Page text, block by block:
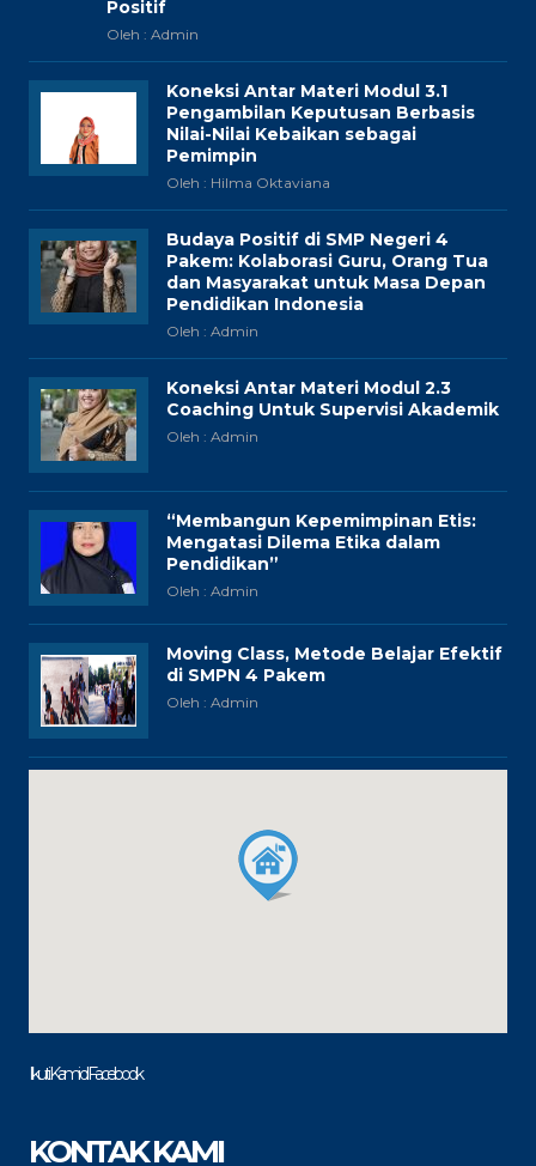
Positif
Oleh : Admin
Koneksi Antar Materi Modul 3.1
Pengambilan Keputusan Berbasis
Nilai-Nilai Kebaikan sebagai
Pemimpin
Oleh : Hilma Oktaviana
Budaya Positif di SMP Negeri 4
Pakem: Kolaborasi Guru, Orang Tua
dan Masyarakat untuk Masa Depan
Pendidikan Indonesia
Oleh : Admin
Koneksi Antar Materi Modul 2.3
Coaching Untuk Supervisi Akademik
Oleh : Admin
“Membangun Kepemimpinan Etis:
Mengatasi Dilema Etika dalam
Pendidikan”
Oleh : Admin
Moving Class, Metode Belajar Efektif
di SMPN 4 Pakem
Oleh : Admin
Ikuti Kami di Facebook
KONTAK KAMI